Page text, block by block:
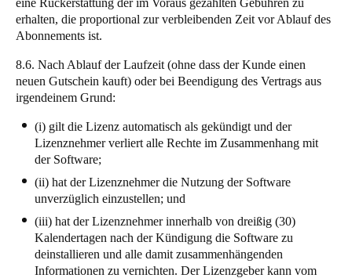
eine Rückerstattung der im Voraus gezahlten Gebühren zu
erhalten, die proportional zur verbleibenden Zeit vor Ablauf des
Abonnements ist.
8.6. Nach Ablauf der Laufzeit (ohne dass der Kunde einen
neuen Gutschein kauft) oder bei Beendigung des Vertrags aus
irgendeinem Grund:
(i) gilt die Lizenz automatisch als gekündigt und der
Lizenznehmer verliert alle Rechte im Zusammenhang mit
der Software;
(ii) hat der Lizenznehmer die Nutzung der Software
unverzüglich einzustellen; und
(iii) hat der Lizenznehmer innerhalb von dreißig (30)
Kalendertagen nach der Kündigung die Software zu
deinstallieren und alle damit zusammenhängenden
Informationen zu vernichten. Der Lizenzgeber kann vom